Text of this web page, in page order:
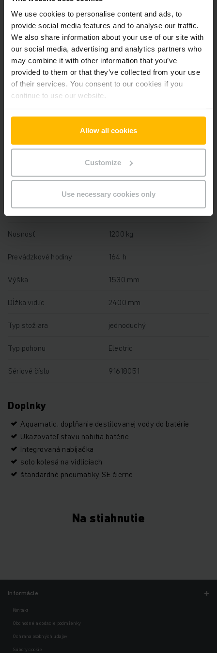
We use cookies to personalise content and ads, to
provide social media features and to analyse our traffic.
We also share information about your use of our site with
our social media, advertising and analytics partners who
may combine it with other information that you’ve
provided to them or that they’ve collected from your use
of their services. You consent to our cookies if you
continue to use our website.
Allow all cookies
Customize
Use necessary cookies only
Informácie o výrobku
Nasledujúca časť poskytuje komplexný prehľad technických
špecifikácií a vybavenia vozidla.
Oloveno-kyselinová, 24 V /
270 Ah
Battery Refurbishment Year 2025
Výška zdvihu 1000 mm
Nosnosť 1200 kg
Prevádzkové hodiny 164 h
Výška 1530 mm
Dĺžka vidlíc 2400 mm
Typ stožiara jednoduchý
Typ pohonu Electric
Sériové číslo 91618051
Doplnky
Aquamatic, doplňanie destilovanej vody do batérie
Ukazovateľ stavu nabitia batérie
Integrovaná nabíjačka
solo kolesá na vidliciach
štandardné pneumatiky SE čierne
Na stiahnutie
Informácie
Kontakt
Obchodné a dodacie podmienky
Ochrana osobných údajov
Súbory cookie